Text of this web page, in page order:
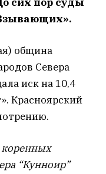
община
Севера
иск на 10,4
Красноярский
“Кунноир”